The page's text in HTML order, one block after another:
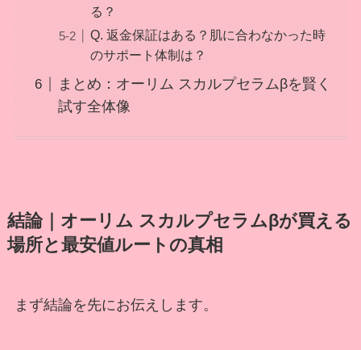
る？
Q. 返金保証はある？肌に合わなかった時
のサポート体制は？
まとめ：オーリム スカルプセラムβを賢く
試す全体像
結論｜オーリム スカルプセラムβが買える
場所と最安値ルートの真相
まず結論を先にお伝えします。